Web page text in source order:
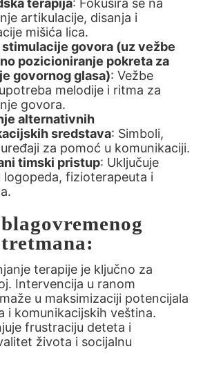
terapija: Fokusira se na
artikulacije, disanja i
mišića lica.
govora (uz vežbe
pozicioniranje pokreta za
govornog glasa): Vežbe
melodije i ritma za
govora.
alternativnih
sredstava: Simboli,
za pomoć u komunikaciji.
timski pristup: Uključuje
logopeda, fizioterapeuta i
terapije je ključno za
Intervencija u ranom
u maksimizaciji potencijala
i komunikacijskih veština.
frustraciju deteta i
života i socijalnu